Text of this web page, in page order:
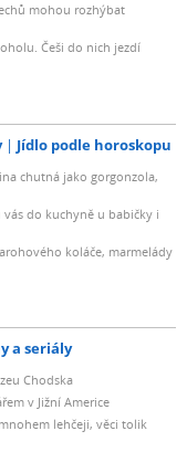
mohou rozhýbat
Češi do nich jezdí
Jídlo podle horoskopu
chutná jako gorgonzola,
vás do kuchyně u babičky i
koláče, marmelády
a seriály
Chodska
v Jižní Americe
lehčeji, věci tolik